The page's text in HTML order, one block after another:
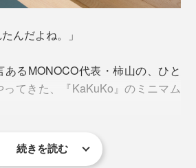
んだよね。」
るMONOCO代表・柿山の、ひと
てきた、『KaKuKo』のミニマム
くあるけれど、このシュッとした佇
続きを読む